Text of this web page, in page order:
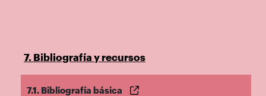
7. Bibliografía y recursos
7.1. Bibliografía básica